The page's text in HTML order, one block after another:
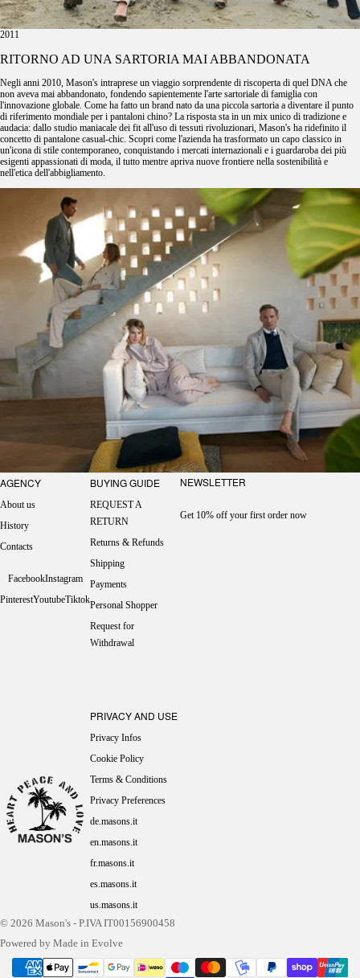
2011
RITORNO AD UNA SARTORIA MAI ABBANDONATA
Negli anni 2010, Mason's intraprese un viaggio sorprendente di riscoperta di quel DNA che
non aveva mai abbandonato, fondendo sapientemente l'arte sartoriale di famiglia con
l'innovazione globale. Come ha fatto un brand nato da una piccola sartoria a diventare il punto
di riferimento mondiale per i pantaloni chino? La risposta sta in un mix unico di tradizione e
audacia: dallo studio maniacale dei fit all'uso di tessuti rivoluzionari, Mason's ha ridefinito il
concetto di pantalone casual-chic. Scopri come l'azienda ha trasformato un capo classico in
un'icona di stile contemporaneo, conquistando i mercati internazionali e i guardaroba dei più
esigenti appassionati di moda, il tutto mentre apriva nuove frontiere nella sostenibilità e
nell'etica dell'abbigliamento.
NEWSLETTER
Get 10% off your first order now
AGENCY
About us
History
Contacts
FacebookInstagram
PinterestYoutubeTiktok
BUYING GUIDE
REQUEST A
RETURN
Returns & Refunds
Shipping
Payments
Personal Shopper
Request for
Withdrawal
PRIVACY AND USE
Privacy Infos
Cookie Policy
Terms & Conditions
Privacy Preferences
de.masons.it
en.masons.it
fr.masons.it
es.masons.it
us.masons.it
© 2026 Mason's - P.IVA IT00156900458
Powered by Made in Evolve